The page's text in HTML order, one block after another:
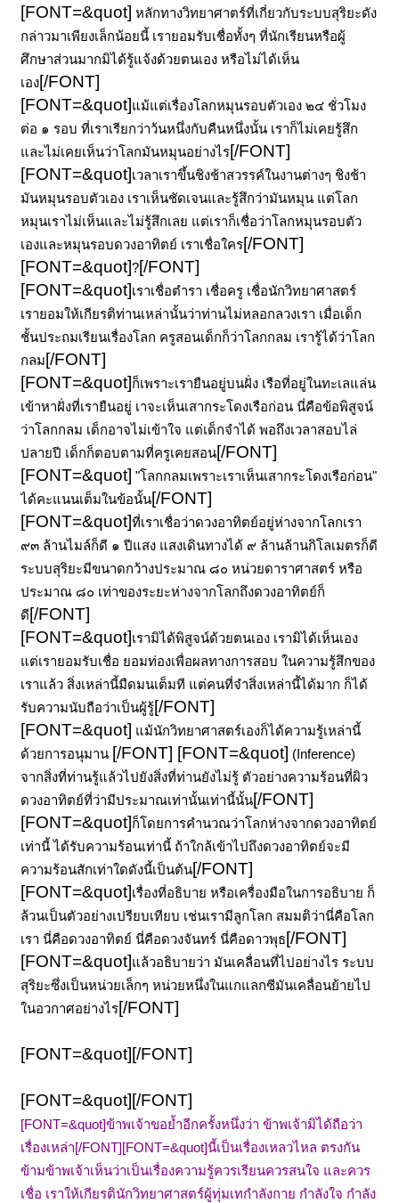
[FONT=&quot] หลักทางวิทยาศาตร์ที่เกี่ยวกับระบบสุริยะดัง
กล่าวมาเพียงเล็กน้อยนี้ เรายอมรับเชื่อทั้งๆ ที่นักเรียนหรือผู้
ศึกษาส่วนมากมิได้รู้แจ้งด้วยตนเอง หรือไม่ได้เห็น
เอง[/FONT]
[FONT=&quot]แม้แต่เรื่องโลกหมุนรอบตัวเอง ๒๔ ชั่วโมง
ต่อ ๑ รอบ ที่เราเรียกว่าว้นหนึ่งกับคืนหนึ่งนั้น เราก็ไม่เคยรู้สึก
และไม่เคยเห็นว่าโลกมันหมุนอย่างไร[/FONT]
[FONT=&quot]เวลาเราขึ้นชิงช้าสวรรค์ในงานต่างๆ ชิงช้า
มันหมุนรอบตัวเอง เราเห็นชัดเจนและรู้สึกว่ามันหมุน แต่โลก
หมุนเราไม่เห็นและไม่รู้สึกเลย แต่เราก็เชื่อว่าโลกหมุนรอบตัว
เองและหมุนรอบดวงอาทิตย์ เราเชื่อใคร[/FONT]
[FONT=&quot]?[/FONT]
[FONT=&quot]เราเชื่อตำรา เชื่อครู เชื่อนักวิทยาศาสตร์
เรายอมให้เกียรติท่านเหล่านั้นว่าท่านไม่หลอกลวงเรา เมื่อเด็ก
ชั้นประถมเรียนเรื่องโลก ครูสอนเด็กก็ว่าโลกกลม เรารู้ได้ว่าโลก
กลม [/FONT]
[FONT=&quot]ก็เพราะเรายืนอยู่บนฝั่ง เรือที่อยู่ในทะเลแล่น
เข้าหาฝั่งที่เรายืนอยู่ เาจะเห็นเสากระโดงเรือก่อน นี่คือข้อพิสูจน์
ว่าโลกกลม เด็กอาจไม่เข้าใจ แต่เด็กจำได้ พอถึงเวลาสอบไล่
ปลายปี เด็กก็ตอบตามที่ครูเคยสอน[/FONT]
[FONT=&quot] "โลกกลมเพราะเราเห็นเสากระโดงเรือก่อน"
ได้คะแนนเต็มในข้อนั้น[/FONT]
[FONT=&quot]ที่เราเชื่อว่าดวงอาทิตย์อยู่ห่างจากโลกเรา
๙๓ ล้านไมล์ก็ดี ๑ ปีแสง แสงเดินทางได้ ๙ ล้านล้านกิโลเมตรก็ดี
ระบบสุริยะมีขนาดกว้างประมาณ ๘๐ หน่วยดาราศาสตร์ หรือ
ประมาณ ๘๐ เท่าของระยะห่างจากโลกถึงดวงอาทิตย์ก็
ดี [/FONT]
[FONT=&quot]เรามิได้พิสูจน์ด้วยตนเอง เรามิได้เห็นเอง
แต่เรายอมรับเชื่อ ยอมท่องเพื่อผลทางการสอบ ในความรู้สึกของ
เราแล้ว สิ่งเหล่านี้มืดมนเต็มที แต่คนที่จำสิ่งเหล่านี้ได้มาก ก็ได้
รับความนับถือว่าเป็นผู้รู้[/FONT]
[FONT=&quot] แม้นักวิทยาศาสตร์เองก็ได้ความรู้เหล่านี้
ด้วยการอนุมาน [/FONT] [FONT=&quot] (Inference)
จากสิ่งที่ท่านรู้แล้วไปยังสิ่งที่ท่านยังไม่รู้ ตัวอย่างความร้อนที่ผิว
ดวงอาทิตย์ที่ว่ามีประมาณเท่านั้นเท่านี้นั้น[/FONT]
[FONT=&quot]ก็โดยการคำนวณว่าโลกห่างจากดวงอาทิตย์
เท่านี้ ได้รับความร้อนเท่านี้ ถ้าใกล้เข้าไปถึงดวงอาทิตย์จะมี
ความร้อนสักเท่าใดดังนี้เป็นต้น[/FONT]
[FONT=&quot]เรื่องที่อธิบาย หรือเครื่องมือในการอธิบาย ก็
ล้วนเป็นตัวอย่างเปรียบเทียบ เช่นเรามีลูกโลก สมมติว่านี่คือโลก
เรา นี่คือดวงอาทิตย์ นี่คือดวงจันทร์ นี่คือดาวพุธ [/FONT]
[FONT=&quot]แล้วอธิบายว่า มันเคลื่อนที่ไปอย่างไร ระบบ
สุริยะซึ่งเป็นหน่วยเล็กๆ หน่วยหนึ่งในแกแลกซีมันเคลื่อนย้ายไป
ในอวกาศอย่างไร[/FONT]
[FONT=&quot][/FONT]
[FONT=&quot][/FONT]
[FONT=&quot]ข้าพเจ้าขอย้ำอีกครั้งหนึ่งว่า ข้าพเจ้ามิได้ถือว่า
เรื่องเหล่า[/FONT][FONT=&quot]นี้เป็นเรื่องเหลวไหล ตรงกัน
ข้ามข้าพเจ้าเห็นว่าเป็นเรื่องความรู้ควรเรียนควรสนใจ และควร
เชื่อ เราให้เกียรตินักวิทยาศาสตร์ผู้ทุ่มเทกำลังกาย กำลังใจ กำลัง